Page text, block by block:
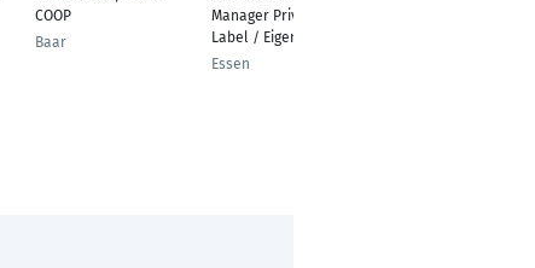
COOP
Baar
Manager Private
Label / Eigenmarken
Essen